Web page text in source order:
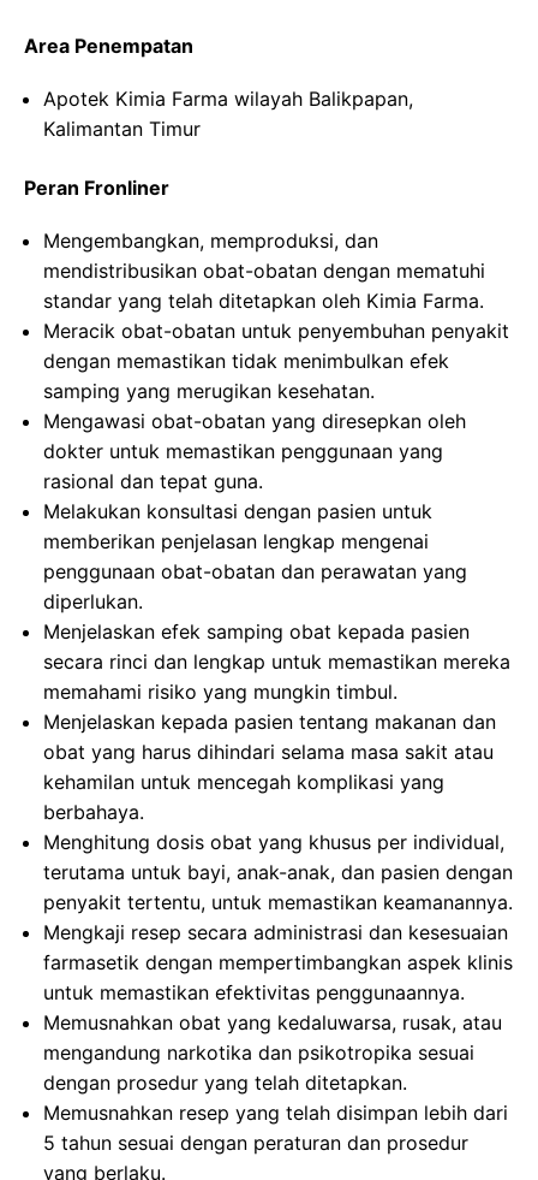
Area Penempatan
Apotek Kimia Farma wilayah Balikpapan,
Kalimantan Timur
Peran Fronliner
Mengembangkan, memproduksi, dan
mendistribusikan obat-obatan dengan mematuhi
standar yang telah ditetapkan oleh Kimia Farma.
Meracik obat-obatan untuk penyembuhan penyakit
dengan memastikan tidak menimbulkan efek
samping yang merugikan kesehatan.
Mengawasi obat-obatan yang diresepkan oleh
dokter untuk memastikan penggunaan yang
rasional dan tepat guna.
Melakukan konsultasi dengan pasien untuk
memberikan penjelasan lengkap mengenai
penggunaan obat-obatan dan perawatan yang
diperlukan.
Menjelaskan efek samping obat kepada pasien
secara rinci dan lengkap untuk memastikan mereka
memahami risiko yang mungkin timbul.
Menjelaskan kepada pasien tentang makanan dan
obat yang harus dihindari selama masa sakit atau
kehamilan untuk mencegah komplikasi yang
berbahaya.
Menghitung dosis obat yang khusus per individual,
terutama untuk bayi, anak-anak, dan pasien dengan
penyakit tertentu, untuk memastikan keamanannya.
Mengkaji resep secara administrasi dan kesesuaian
farmasetik dengan mempertimbangkan aspek klinis
untuk memastikan efektivitas penggunaannya.
Memusnahkan obat yang kedaluwarsa, rusak, atau
mengandung narkotika dan psikotropika sesuai
dengan prosedur yang telah ditetapkan.
Memusnahkan resep yang telah disimpan lebih dari
5 tahun sesuai dengan peraturan dan prosedur
yang berlaku.